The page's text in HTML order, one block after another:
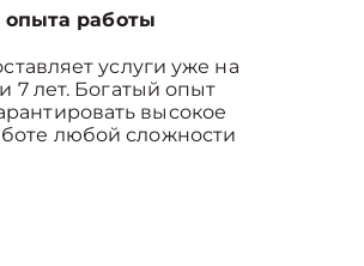
опыта работы
услуги уже на
7 лет. Богатый опыт
высокое
любой сложности